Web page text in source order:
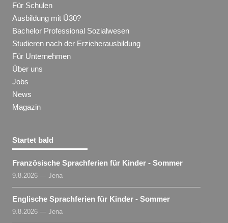
Für Schulen
Ausbildung mit Ü30?
Bachelor Professional Sozialwesen
Studieren nach der Erzieherausbildung
Für Unternehmen
Über uns
Jobs
News
Magazin
Startet bald
Französische Sprachferien für Kinder - Sommer
9.8.2026 — Jena
Englische Sprachferien für Kinder - Sommer
9.8.2026 — Jena